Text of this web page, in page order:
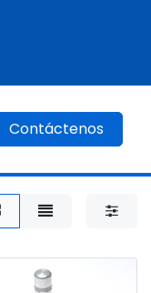
Contáctenos